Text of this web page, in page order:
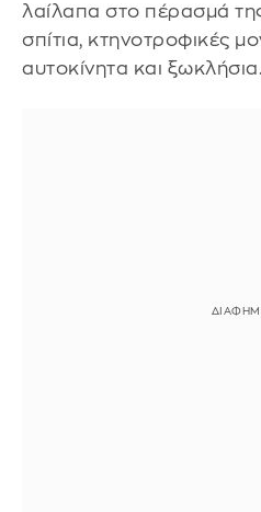
λαίλαπα στο πέρασμά
σπίτια, κτηνοτροφικές
αυτοκίνητα και ξωκλήσια.